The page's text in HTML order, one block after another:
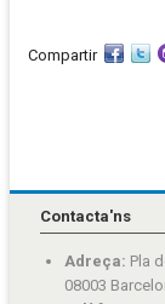
Compartir
Contacta'ns
Adreça: Pla
08003